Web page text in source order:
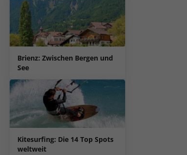
Brienz: Zwischen Bergen und
See
Kitesurfing: Die 14 Top Spots
weltweit